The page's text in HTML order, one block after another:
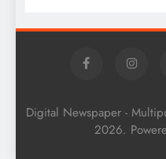
Digital Newspaper -
2026.